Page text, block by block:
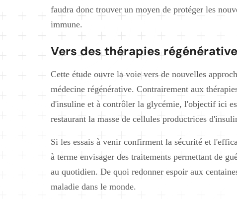
faudra donc trouver un moyen de protéger les
immune.
Vers des thérapies
Cette étude ouvre la voie vers de nouvelles
médecine régénérative. Contrairement aux
d'insuline et à contrôler la glycémie, l'objectif ici
restaurant la masse de cellules productrices
Si les essais à venir confirment la sécurité et
à terme envisager des traitements permettant de
au quotidien. De quoi redonner espoir aux
maladie dans le monde.